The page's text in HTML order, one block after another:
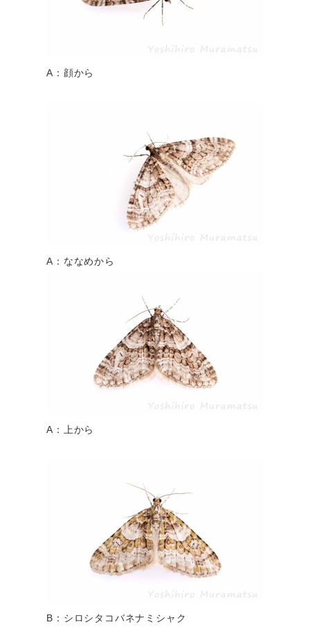
A：顔から
A：ななめから
A：上から
B：シロシタコバネナミシャク